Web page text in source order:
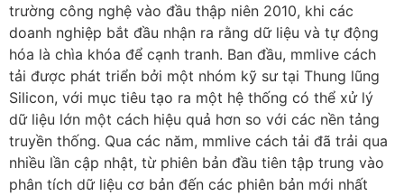
trường công nghệ vào đầu thập niên 2010, khi các
doanh nghiệp bắt đầu nhận ra rằng dữ liệu và tự động
hóa là chìa khóa để cạnh tranh. Ban đầu, mmlive cách
tải được phát triển bởi một nhóm kỹ sư tại Thung lũng
Silicon, với mục tiêu tạo ra một hệ thống có thể xử lý
dữ liệu lớn một cách hiệu quả hơn so với các nền tảng
truyền thống. Qua các năm, mmlive cách tải đã trải qua
nhiều lần cập nhật, từ phiên bản đầu tiên tập trung vào
phân tích dữ liệu cơ bản đến các phiên bản mới nhất